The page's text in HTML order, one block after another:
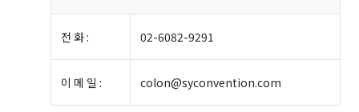
전 화 : 02-6082-9291
이 메 일 : colon@syconvention.com